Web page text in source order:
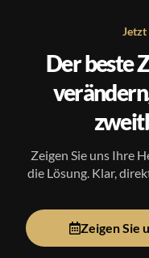
Der beste
Zeigen Sie uns Ihre
die Lösung. Klar,
Zeigen Sie